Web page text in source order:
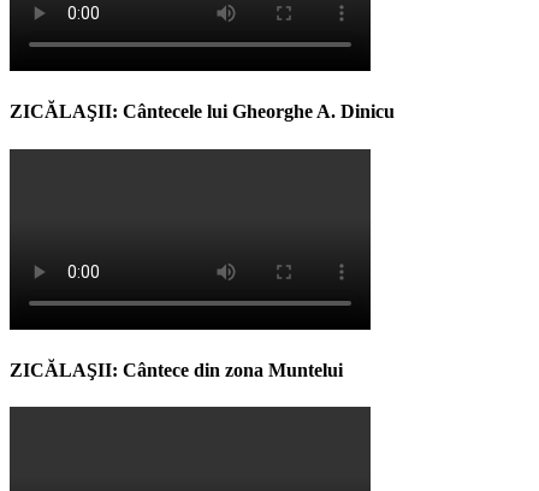
ZICĂLAŞII: Cântecele lui Gheorghe A. Dinicu
ZICĂLAŞII: Cântece din zona Muntelui